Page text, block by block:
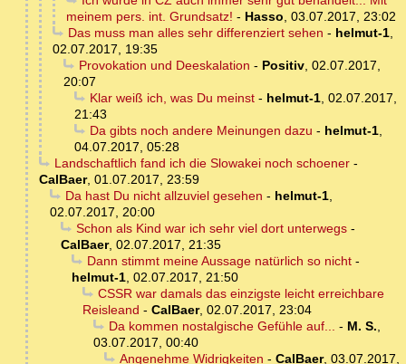
meinem pers. int. Grundsatz! - Hasso, 03.07.2017, 23:02
Das muss man alles sehr differenziert sehen - helmut-1,
02.07.2017, 19:35
Provokation und Deeskalation - Positiv, 02.07.2017,
20:07
Klar weiß ich, was Du meinst- helmut-1, 02.07.2017,
21:43
Da gibts noch andere Meinungen dazu - helmut-1,
04.07.2017, 05:28
Landschaftlich fand ich die Slowakei noch schoener-
CalBaer, 01.07.2017, 23:59
Da hast Du nicht allzuviel gesehen - helmut-1,
02.07.2017, 20:00
Schon als Kind war ich sehr viel dort unterwegs-
CalBaer, 02.07.2017, 21:35
Dann stimmt meine Aussage natürlich so nicht-
helmut-1, 02.07.2017, 21:50
CSSR war damals das einzigste leicht erreichbare
Reisleand - CalBaer, 02.07.2017, 23:04
Da kommen nostalgische Gefühle auf... - M. S.,
03.07.2017, 00:40
Angenehme Widrigkeiten - CalBaer, 03.07.2017,